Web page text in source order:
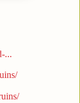
...